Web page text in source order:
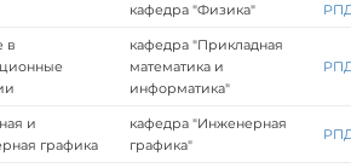
кафедра "Физика"
в
кафедра "Прикладная
математика и
информатика"
и
графика
кафедра "Инженерная
графика"